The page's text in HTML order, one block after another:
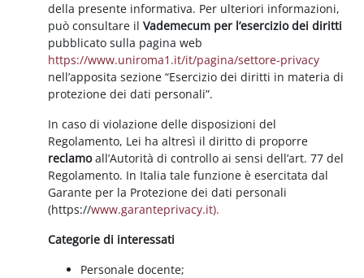
della presente informativa. Per ulteriori informazioni,
può consultare ilVademecum per l’esercizio dei diritti
pubblicato sulla pagina web
https://www.uniroma1.it/it/pagina/settore-privacy
nell’apposita sezione “Esercizio dei diritti in materia di
protezione dei dati personali”.
In caso di violazione delle disposizioni del
Regolamento, Lei ha altresì il diritto di proporre
reclamoall’Autorità di controllo ai sensi dell’art. 77 del
Regolamento. In Italia tale funzione è esercitata dal
Garante per la Protezione dei dati personali
(https://www.garanteprivacy.it).
Categorie di interessati
Personale docente;